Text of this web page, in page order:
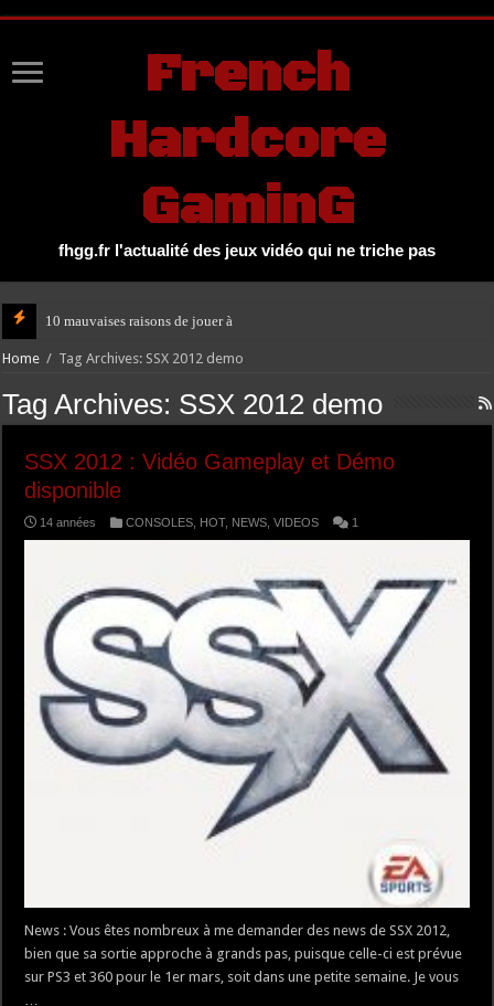
French
Hardcore
GaminG
fhgg.fr l'actualité des jeux vidéo qui ne triche pas
10 mauvaises raisons de jouer à GTA V
Home / Tag Archives: SSX 2012 demo
Tag Archives: SSX 2012 demo
SSX 2012 : Vidéo Gameplay et Démo
disponible
14 années CONSOLES HOT, NEWS ,VIDEOS 1
News : Vous êtes nombreux à me demander des news de SSX 2012,
bien que sa sortie approche à grands pas, puisque celle-ci est prévue
sur PS3 et 360 pour le 1er mars, soit dans une petite semaine. Je vous